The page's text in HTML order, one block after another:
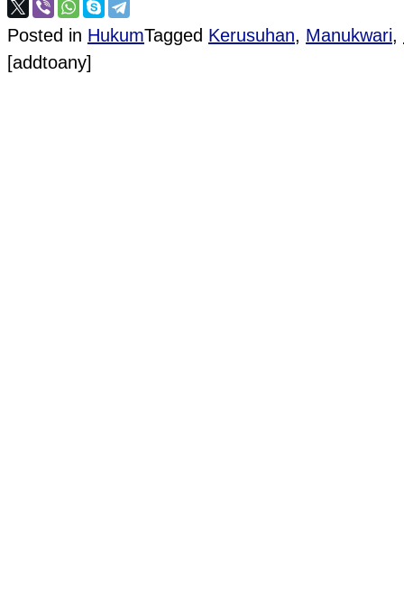
Posted in HukumTagged Kerusuhan, Manukwari,
[addtoany]